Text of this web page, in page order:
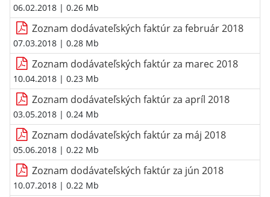
06.02.2018 | 0.26 Mb
Zoznam dodávateľských faktúr za február 2018
07.03.2018 | 0.28 Mb
Zoznam dodávateľských faktúr za marec 2018
10.04.2018 | 0.23 Mb
Zoznam dodávateľských faktúr za apríl 2018
03.05.2018 | 0.24 Mb
Zoznam dodávateľských faktúr za máj 2018
05.06.2018 | 0.22 Mb
Zoznam dodávateľských faktúr za jún 2018
10.07.2018 | 0.22 Mb